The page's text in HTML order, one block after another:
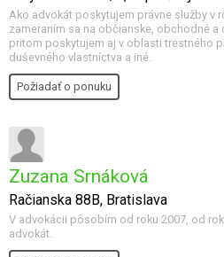
Ako advokát poskytujem právne služby v
zameraním sa na občianske, obchodné a
pritom poskytujem aj v oblasti trestného
duševného vlastníctva a iné.
Požiadať o ponuku
Zuzana Srnáková
Račianska 88B, Bratislava
V advokácii pôsobím od roku 2007, od
advokát.